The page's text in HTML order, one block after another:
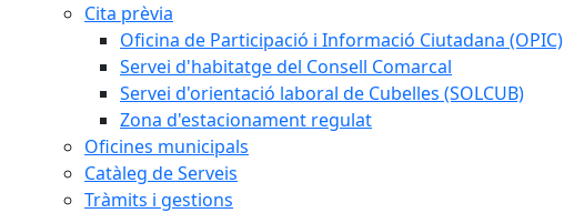
Cita prèvia
Oficina de Participació i Informació Ciutadana (OPIC)
Servei d'habitatge del Consell Comarcal
Servei d'orientació laboral de Cubelles (SOLCUB)
Zona d'estacionament regulat
Oficines municipals
Catàleg de Serveis
Tràmits i gestions